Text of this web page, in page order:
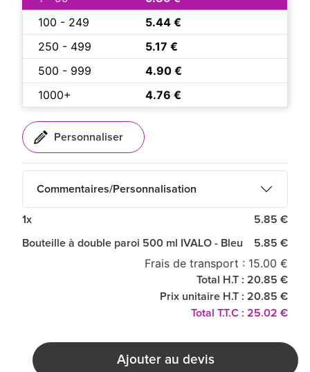
100 - 249
5.44 €
250 - 499
5.17 €
500 - 999
4.90 €
1000+
4.76 €
Commentaires/Personnalisation
1x 5.85 €
Bouteille à double paroi 500 ml IVALO - Bleu 5.85 €
Frais de transport : 15.00 €
Total H.T : 20.85 €
Prix unitaire H.T : 20.85 €
Total T.T.C : 25.02 €
Ajouter au devis